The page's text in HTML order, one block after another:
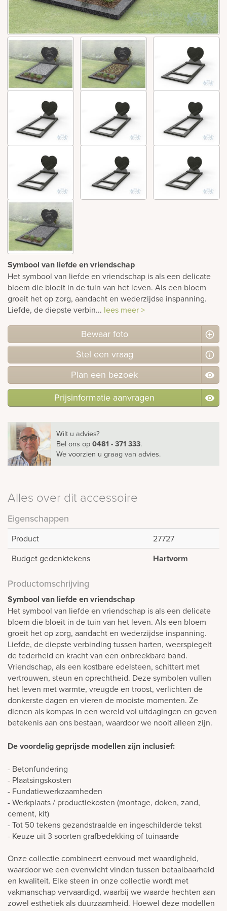
Bekijk
ook:
Symbool van liefde en vriendschap
Het symbool van liefde en vriendschap is als een delicate
bloem die bloeit in de tuin van het leven. Als een bloem
groeit het op zorg, aandacht en wederzijdse inspanning.
Liefde, de diepste verbin... lees meer >
Bewaar foto
Stel een vraag
Plan een bezoek
Prijsinformatie aanvragen
Wilt u advies?
Bel ons op0481 - 371 333.
We voorzien u graag van advies.
Alles over dit accessoire
Eigenschappen
Product
27727
Budget gedenktekens
Hartvorm
Productomschrijving
Symbool van liefde en vriendschap
Het symbool van liefde en vriendschap is als een delicate
bloem die bloeit in de tuin van het leven. Als een bloem
groeit het op zorg, aandacht en wederzijdse inspanning.
Liefde, de diepste verbinding tussen harten, weerspiegelt
de tederheid en kracht van een onbreekbare band.
Vriendschap, als een kostbare edelsteen, schittert met
vertrouwen, steun en oprechtheid. Deze symbolen vullen
het leven met warmte, vreugde en troost, verlichten de
donkerste dagen en vieren de mooiste momenten. Ze
dienen als kompas in een wereld vol uitdagingen en geven
betekenis aan ons bestaan, waardoor we nooit alleen zijn.
De voordelig geprijsde modellen zijn inclusief:
- Betonfundering
- Plaatsingskosten
- Fundatiewerkzaamheden
- Werkplaats / productiekosten (montage, doken, zand,
cement, kit)
- Tot 50 tekens gezandstraalde en ingeschilderde tekst
- Keuze uit 3 soorten grafbedekking of tuinaarde
Onze collectie combineert eenvoud met waardigheid,
waardoor we een evenwicht vinden tussen betaalbaarheid
en kwaliteit. Elke steen in onze collectie wordt met
vakmanschap vervaardigd, waarbij we waarde hechten aan
zowel esthetiek als duurzaamheid. Hoewel deze modellen